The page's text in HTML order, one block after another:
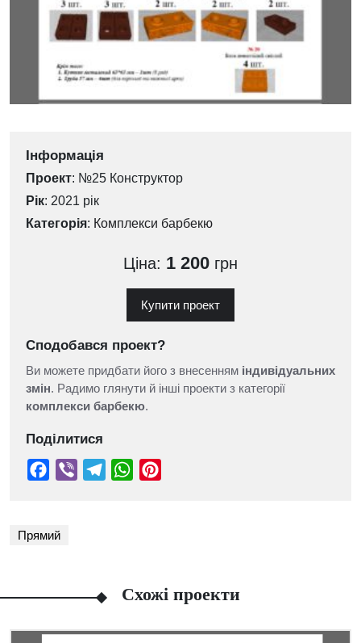
Інформація
Проект: №25 Конструктор
Рік: 2021 рік
Категорія: Комплекси барбекю
Ціна: 1 200 грн
Купити проект
Сподобався проект?
Ви можете придбати його з внесенням індивідуальних
змін. Радимо глянути й інші проекти з категорії
комплекси барбекю.
Поділитися
Прямий
Схожі проекти